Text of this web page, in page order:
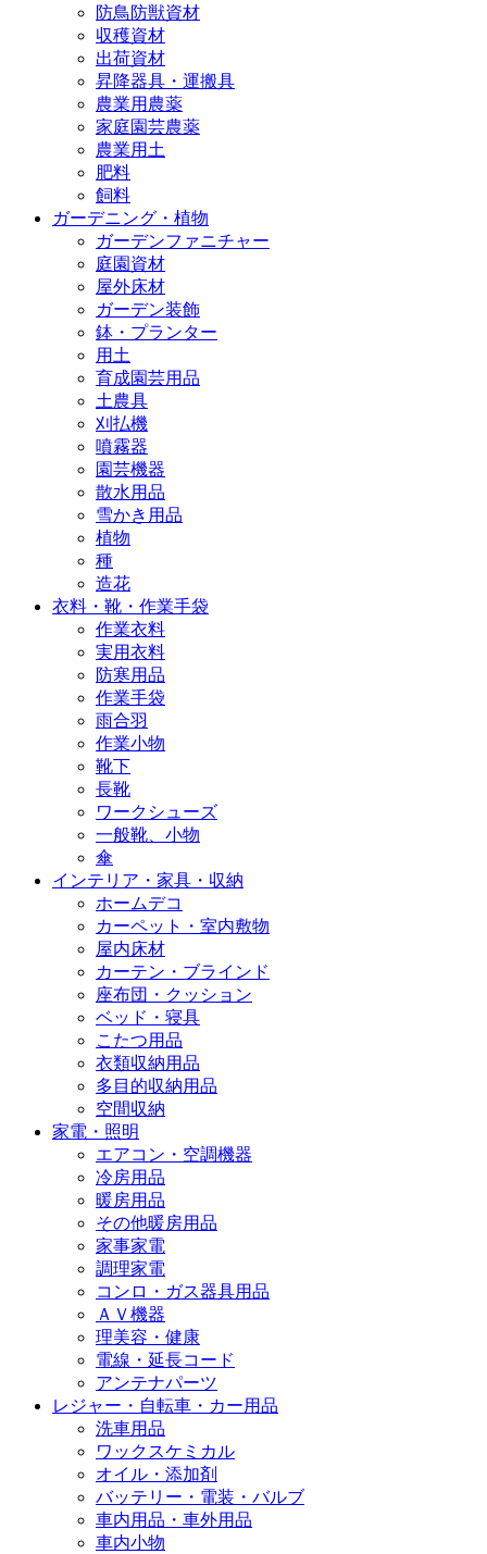
防鳥防獣資材
収穫資材
出荷資材
昇降器具・運搬具
農業用農薬
家庭園芸農薬
農業用土
肥料
飼料
ガーデニング・植物
ガーデンファニチャー
庭園資材
屋外床材
ガーデン装飾
鉢・プランター
用土
育成園芸用品
土農具
刈払機
噴霧器
園芸機器
散水用品
雪かき用品
植物
種
造花
衣料・靴・作業手袋
作業衣料
実用衣料
防寒用品
作業手袋
雨合羽
作業小物
靴下
長靴
ワークシューズ
一般靴、小物
傘
インテリア・家具・収納
ホームデコ
カーペット・室内敷物
屋内床材
カーテン・ブラインド
座布団・クッション
ベッド・寝具
こたつ用品
衣類収納用品
多目的収納用品
空間収納
家電・照明
エアコン・空調機器
冷房用品
暖房用品
その他暖房用品
家事家電
調理家電
コンロ・ガス器具用品
ＡＶ機器
理美容・健康
電線・延長コード
アンテナパーツ
レジャー・自転車・カー用品
洗車用品
ワックスケミカル
オイル・添加剤
バッテリー・電装・バルブ
車内用品・車外用品
車内小物